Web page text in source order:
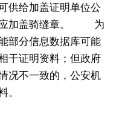
供给加盖证明单位公
应加盖骑缝章。 为
部分信息数据库可能
干证明资料；但政府
况不一致的，公安机
。